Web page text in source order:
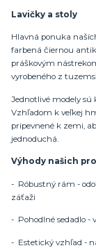
Lavičky a stoly
Hlavná ponuka
farbená čiernou
práškovým
vyrobeného z
Jednotlivé modely sú
Vzhľadom k veľkej
pripevnené k zemi,
jednoduchá.
Výhody našich
- Róbustný rám -
záťaži
- Pohodlné sedadlo -
- Estetický vzhľad -